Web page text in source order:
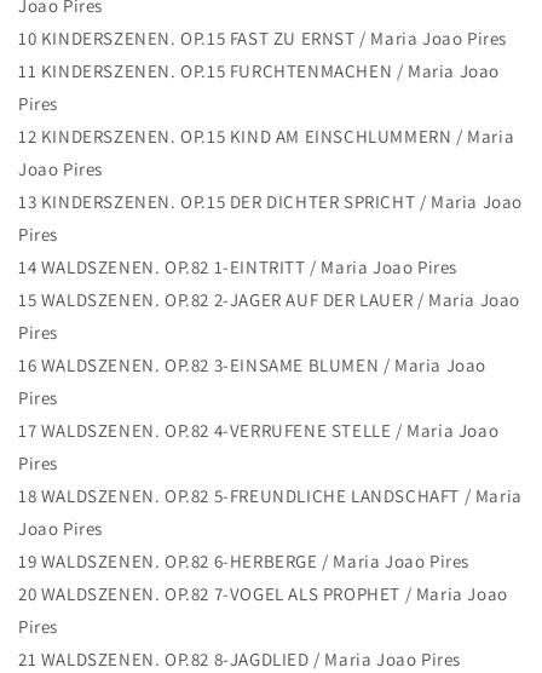
Joao Pires
10 KINDERSZENEN. OP.15 FAST ZU ERNST / Maria Joao Pires
11 KINDERSZENEN. OP.15 FURCHTENMACHEN / Maria Joao
Pires
12 KINDERSZENEN. OP.15 KIND AM EINSCHLUMMERN / Maria
Joao Pires
13 KINDERSZENEN. OP.15 DER DICHTER SPRICHT / Maria Joao
Pires
14 WALDSZENEN. OP.82 1-EINTRITT / Maria Joao Pires
15 WALDSZENEN. OP.82 2-JAGER AUF DER LAUER / Maria Joao
Pires
16 WALDSZENEN. OP.82 3-EINSAME BLUMEN / Maria Joao
Pires
17 WALDSZENEN. OP.82 4-VERRUFENE STELLE / Maria Joao
Pires
18 WALDSZENEN. OP.82 5-FREUNDLICHE LANDSCHAFT / Maria
Joao Pires
19 WALDSZENEN. OP.82 6-HERBERGE / Maria Joao Pires
20 WALDSZENEN. OP.82 7-VOGEL ALS PROPHET / Maria Joao
Pires
21 WALDSZENEN. OP.82 8-JAGDLIED / Maria Joao Pires